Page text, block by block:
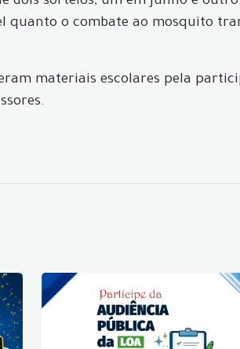
o combate ao mosquito
materiais escolares pela